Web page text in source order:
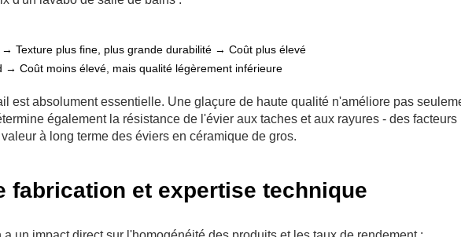
Texture plus fine, plus grande durabilité → Coût plus élevé
→ Coût moins élevé, mais qualité légèrement inférieure
est absolument essentielle. Une glaçure de haute qualité n'améliore pas
également la résistance de l'évier aux taches et aux rayures - des facteurs
à long terme des éviers en céramique de gros.
fabrication et expertise technique